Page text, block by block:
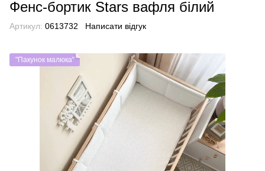
Фенс-бортик Stars вафля білий
Артикул: 0613732 Написати відгук
"Пакунок малюка"